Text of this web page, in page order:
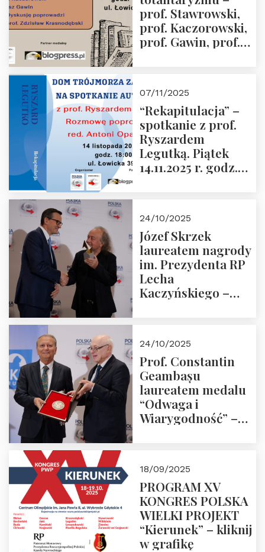
godz. 18:00.
prof. Stawrowski,
prof. Kaczorowski,
prof. Gawin, prof.
07/11/2025
“Rekapitulacja” –
spotkanie z prof.
Ryszardem
Legutką. Piątek
14.11.2025 r. godz.
24/10/2025
Józef Skrzek
laureatem nagrody
im. Prezydenta RP
Lecha
Kaczyńskiego –
24/10/2025
Prof. Constantin
Geambașu
laureatem medalu
“Odwaga i
Wiarygodność” –
18/09/2025
PROGRAM XV
KONGRES POLSKA
WIELKI PROJEKT
“Kierunek” – kliknij
w grafikę